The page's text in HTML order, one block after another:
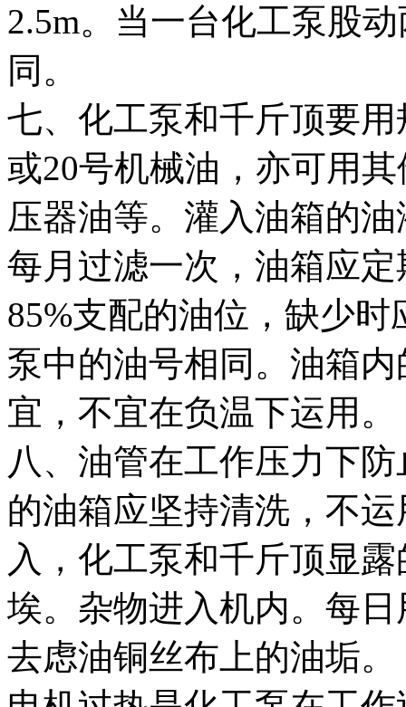
2.5m。当一台化工泵股
同。
七、化工泵和千斤顶要
或20号机械油，亦可用
压器油等。灌入油箱的
每月过滤一次，油箱应
85%支配的油位，缺少
泵中的油号相同。油箱
宜，不宜在负温下运用。
八、油管在工作压力下
的油箱应坚持清洗，不
入，化工泵和千斤顶显
埃。杂物进入机内。每
去虑油铜丝布上的油垢。